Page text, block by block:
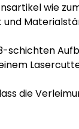
wie
und
die